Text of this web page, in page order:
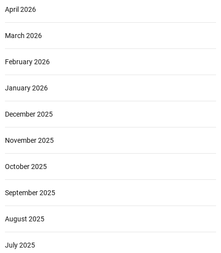
April 2026
March 2026
February 2026
January 2026
December 2025
November 2025
October 2025
September 2025
August 2025
July 2025